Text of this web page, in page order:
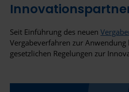
Seit Einführung des neuen
Vergabeverfahren zur
gesetzlichen Regelungen zur